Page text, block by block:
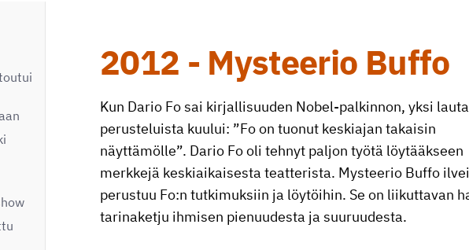
2012 - Mysteerio Buffo
Kun Dario Fo sai kirjallisuuden Nobel-palkinnon, yksi
perusteluista kuului: ”Fo on tuonut keskiajan takaisin
näyttämölle”. Dario Fo oli tehnyt paljon työtä löytääkseen
merkkejä keskiaikaisesta teatterista. Mysteerio Buffo
perustuu Fo:n tutkimuksiin ja löytöihin. Se on liikuttavan
tarinaketju ihmisen pienuudesta ja suuruudesta.